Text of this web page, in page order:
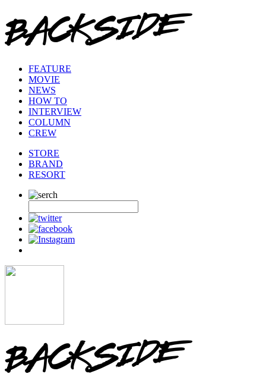
FEATURE
MOVIE
NEWS
HOW TO
INTERVIEW
COLUMN
CREW
STORE
BRAND
RESORT